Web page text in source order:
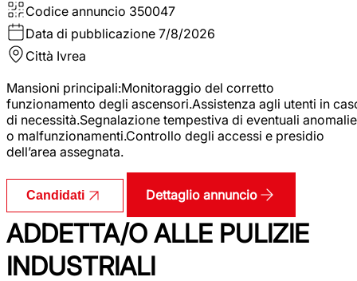
Codice annuncio 350047
Data di pubblicazione 7/8/2026
Città Ivrea
Mansioni principali:Monitoraggio del corretto
funzionamento degli ascensori.Assistenza agli utenti in
di necessità.Segnalazione tempestiva di eventuali anomalie
o malfunzionamenti.Controllo degli accessi e presidio
dell’area assegnata.
Candidati Dettaglio annuncio
ADDETTA/O ALLE PULIZIE
INDUSTRIALI